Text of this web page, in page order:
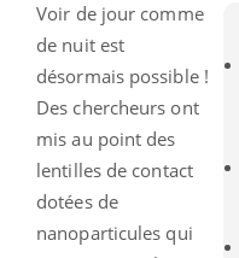
Voir de jour comme
de nuit est
désormais possible !
Des chercheurs ont
mis au point des
lentilles de contact
dotées de
nanoparticules qui